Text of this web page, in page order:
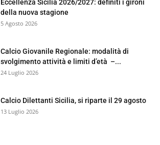
Eccellenza Sicilia 2026/2027: definiti i gironi
della nuova stagione
5 Agosto 2026
Calcio Giovanile Regionale: modalità di
svolgimento attività e limiti d’età –...
24 Luglio 2026
Calcio Dilettanti Sicilia, si riparte il 29 agosto
13 Luglio 2026